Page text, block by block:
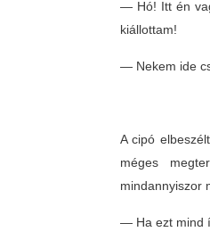
— Hó! Itt én
kiállottam!
— Nekem ide
A cipó
méges
mindannyiszor
— Ha ezt mind